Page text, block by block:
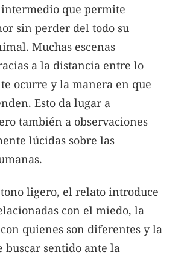
que permite
sin perder del todo su
Muchas escenas
a la distancia entre lo
ocurre y la manera en que
Esto da lugar a
también a observaciones
lúcidas sobre las
ligero, el relato introduce
con el miedo, la
quienes son diferentes y la
buscar sentido ante la